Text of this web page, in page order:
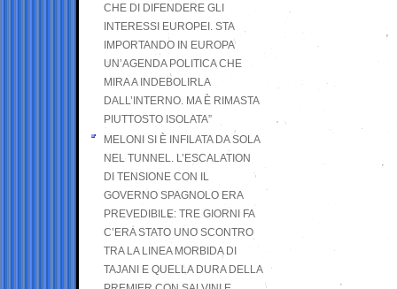
CHE DI DIFENDERE GLI
INTERESSI EUROPEI. STA
IMPORTANDO IN EUROPA
UN’AGENDA POLITICA CHE
MIRA A INDEBOLIRLA
DALL’INTERNO. MA È RIMASTA
PIUTTOSTO ISOLATA”
MELONI SI È INFILATA DA SOLA
NEL TUNNEL. L’ESCALATION
DI TENSIONE CON IL
GOVERNO SPAGNOLO ERA
PREVEDIBILE: TRE GIORNI FA
C’ERA STATO UNO SCONTRO
TRA LA LINEA MORBIDA DI
TAJANI E QUELLA DURA DELLA